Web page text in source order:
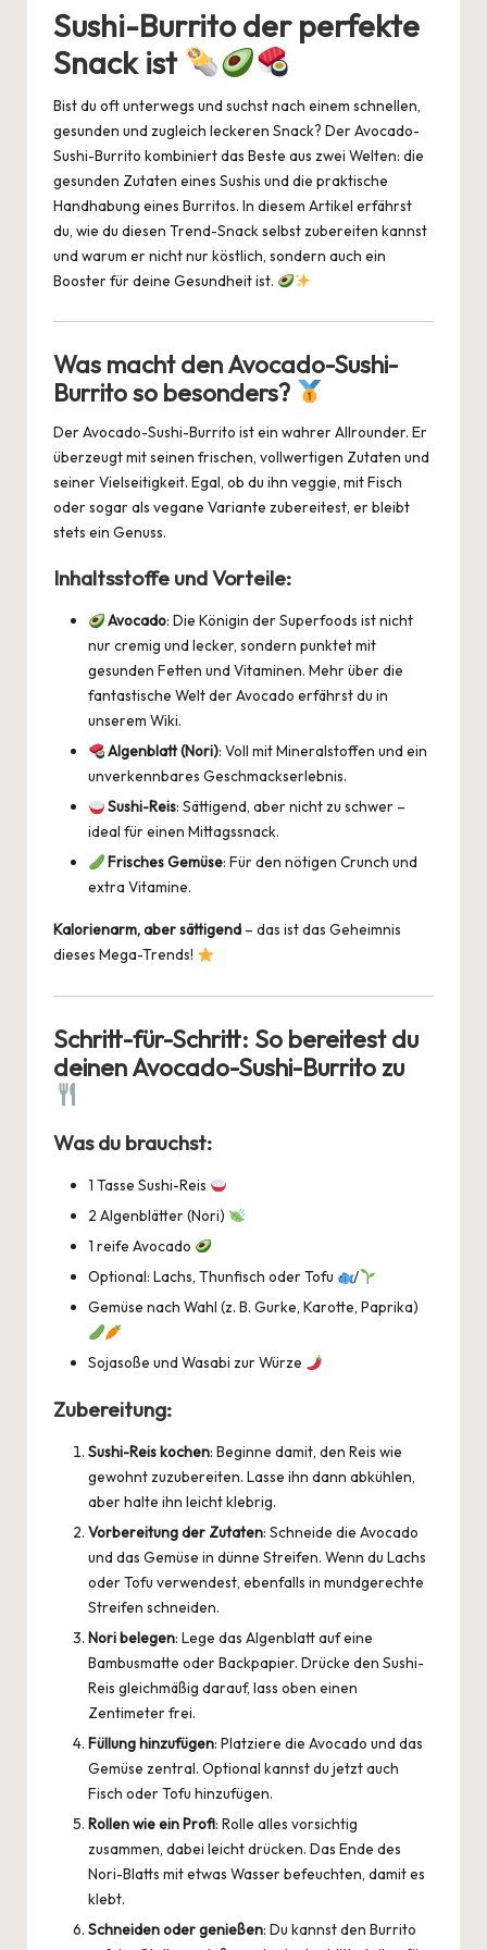
t
b
o
o
k
A
p
p
n
d
y
Li
n
k
Sushi-Burrito der perfekte
Snack ist
Bist du oft unterwegs und suchst nach einem schnellen,
gesunden und zugleich leckeren Snack? Der Avocado-
Sushi-Burrito kombiniert das Beste aus zwei Welten: die
gesunden Zutaten eines Sushis und die praktische
Handhabung eines Burritos. In diesem Artikel erfährst
du, wie du diesen Trend-Snack selbst zubereiten kannst
und warum er nicht nur köstlich, sondern auch ein
Booster für deine Gesundheit ist.
Was macht den Avocado-Sushi-
Burrito so besonders?
Der Avocado-Sushi-Burrito ist ein wahrer Allrounder. Er
überzeugt mit seinen frischen, vollwertigen Zutaten und
seiner Vielseitigkeit. Egal, ob du ihn veggie, mit Fisch
oder sogar als vegane Variante zubereitest, er bleibt
stets ein Genuss.
Inhaltsstoffe und Vorteile:
Avocado: Die Königin der Superfoods ist nicht
nur cremig und lecker, sondern punktet mit
gesunden Fetten und Vitaminen. Mehr über die
fantastische Welt der Avocado erfährst du in
unserem Wiki.
Algenblatt (Nori): Voll mit Mineralstoffen und ein
unverkennbares Geschmackserlebnis.
Sushi-Reis: Sättigend, aber nicht zu schwer –
ideal für einen Mittagssnack.
Frisches Gemüse: Für den nötigen Crunch und
extra Vitamine.
Kalorienarm, aber sättigend – das ist das Geheimnis
dieses Mega-Trends!
Schritt-für-Schritt: So bereitest du
deinen Avocado-Sushi-Burrito zu
Was du brauchst:
1 Tasse Sushi-Reis
2 Algenblätter (Nori)
1 reife Avocado
Optional: Lachs, Thunfisch oder Tofu
/
Gemüse nach Wahl (z. B. Gurke, Karotte, Paprika)
Sojasoße und Wasabi zur Würze
Zubereitung:
Sushi-Reis kochen: Beginne damit, den Reis wie
gewohnt zuzubereiten. Lasse ihn dann abkühlen,
aber halte ihn leicht klebrig.
Vorbereitung der Zutaten: Schneide die Avocado
und das Gemüse in dünne Streifen. Wenn du Lachs
oder Tofu verwendest, ebenfalls in mundgerechte
Streifen schneiden.
Nori belegen: Lege das Algenblatt auf eine
Bambusmatte oder Backpapier. Drücke den Sushi-
Reis gleichmäßig darauf, lass oben einen
Zentimeter frei.
Füllung hinzufügen: Platziere die Avocado und das
Gemüse zentral. Optional kannst du jetzt auch
Fisch oder Tofu hinzufügen.
Rollen wie ein Profi: Rolle alles vorsichtig
zusammen, dabei leicht drücken. Das Ende des
Nori-Blatts mit etwas Wasser befeuchten, damit es
klebt.
Schneiden oder genießen: Du kannst den Burrito